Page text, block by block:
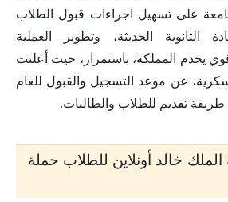
على تسهيل اجراءات قبول الطلاب
الثانوية الحديثة، وتطوير العملية
يخدم المملكة، باستمرار، حيث أعلنت
عن موعد التسجيل والقبول للعام
الملك خالد أونلاين للطلاب حملة